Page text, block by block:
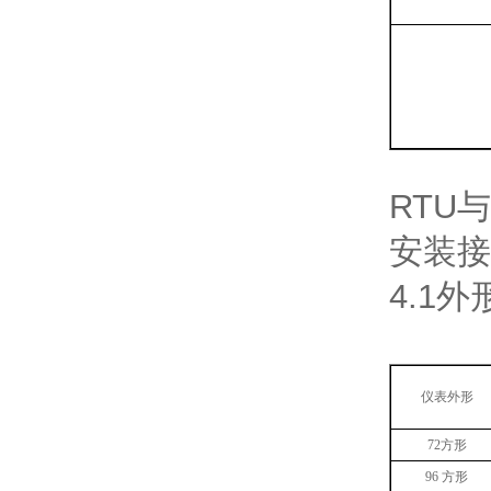
RTU
安装
4.1外
仪表外形
72方形
96 方形